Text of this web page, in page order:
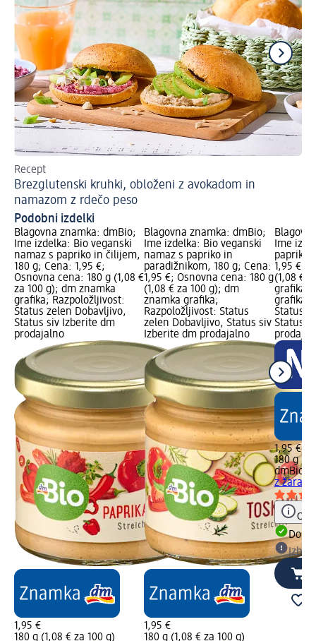
Recept
Brezglutenski kruhki, obloženi z avokadom in
namazom z rdečo peso
Podobni izdelki
Blagovna znamka: dmBio;
Ime izdelka: Bio veganski
namaz s papriko in čilijem,
180 g; Cena: 1,95 €;
Osnovna cena: 180 g (1,08 €
za 100 g); dm znamka
grafika; Razpoložljivost:
Status zelen Dobavljivo,
Status siv Izberite dm
prodajalno
1,95 €
180 g (1,08 € za 100 g)
Blagovna znamka: dmBio;
Ime izdelka: Bio veganski
namaz s papriko in
paradižnikom, 180 g; Cena:
1,95 €; Osnovna cena: 180 g
(1,08 € za 100 g); dm
znamka grafika;
Razpoložljivost: Status
zelen Dobavljivo, Status siv
Izberite dm prodajalno
1,95 €
180 g (1,08 € za 100 g)
Ime
papriko
1,95 €;
(1,08 €
grafika,
grafika;
Status
Status
1,95 €
180 g
dmBio
z žara,